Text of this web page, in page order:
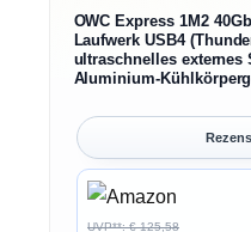
OWC Express 1M2
Laufwerk USB4
ultraschnelles externes
Aluminium-
Ersparnis 19%
UVP**: € 125,58